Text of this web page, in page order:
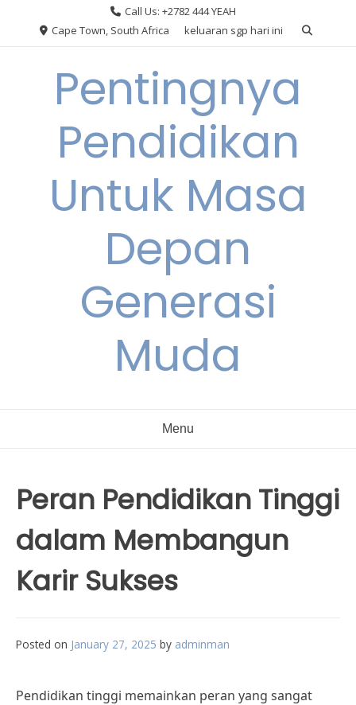
Call Us: +2782 444 YEAH
Cape Town, South Africa
keluaran sgp hari ini
Pentingnya
Pendidikan
Untuk Masa
Depan
Generasi
Muda
Menu
Peran Pendidikan Tinggi
dalam Membangun
Karir Sukses
Posted on January 27, 2025 by adminman
Pendidikan tinggi memainkan peran yang sangat